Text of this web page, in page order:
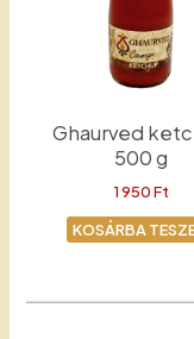
Ghaurved
500 g
1 950Ft
KOSÁRBA